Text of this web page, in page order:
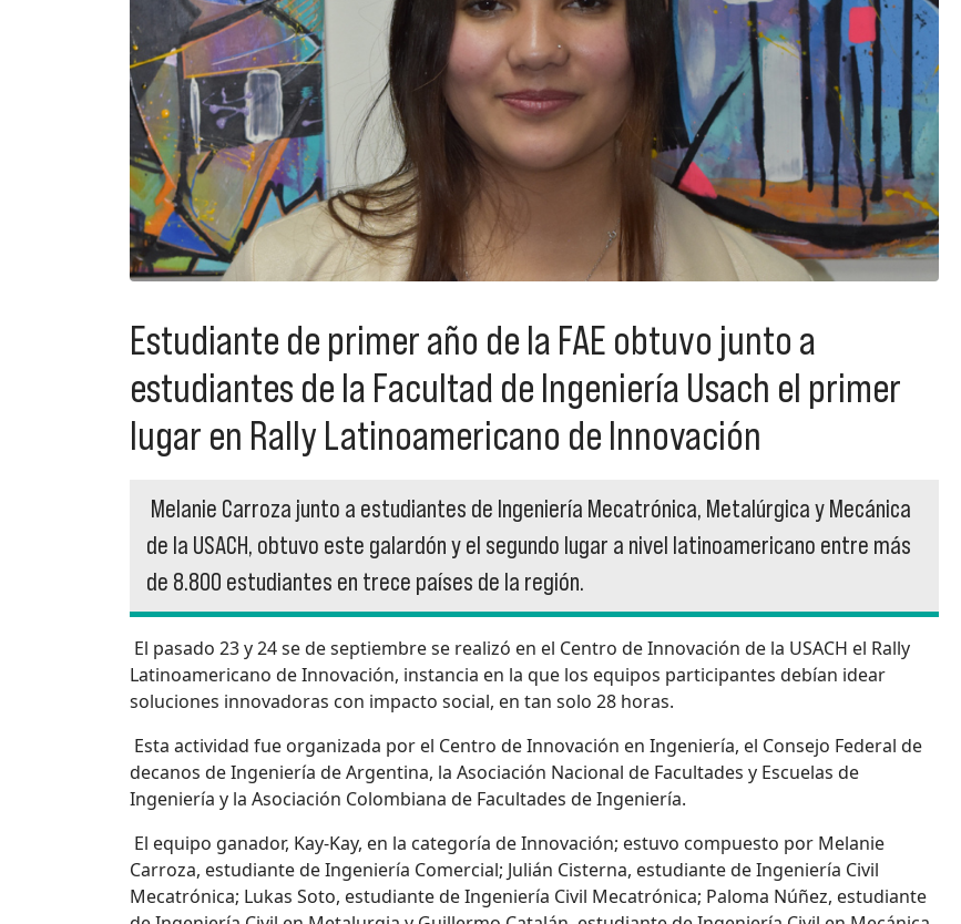
Estudiante de primer año de la FAE obtuvo junto a
estudiantes de la Facultad de Ingeniería Usach el primer
lugar en Rally Latinoamericano de Innovación
Melanie Carroza junto a estudiantes de Ingeniería Mecatrónica, Metalúrgica y Mecánica
de la USACH, obtuvo este galardón y el segundo lugar a nivel latinoamericano entre más
de 8.800 estudiantes en trece países de la región.
El pasado 23 y 24 se de septiembre se realizó en el Centro de Innovación de la USACH el Rally
Latinoamericano de Innovación, instancia en la que los equipos participantes debían idear
soluciones innovadoras con impacto social, en tan solo 28 horas.
Esta actividad fue organizada por el Centro de Innovación en Ingeniería, el Consejo Federal de
decanos de Ingeniería de Argentina, la Asociación Nacional de Facultades y Escuelas de
Ingeniería y la Asociación Colombiana de Facultades de Ingeniería.
El equipo ganador, Kay-Kay, en la categoría de Innovación; estuvo compuesto por Melanie
Carroza, estudiante de Ingeniería Comercial; Julián Cisterna, estudiante de Ingeniería Civil
Mecatrónica; Lukas Soto, estudiante de Ingeniería Civil Mecatrónica; Paloma Núñez, estudiante